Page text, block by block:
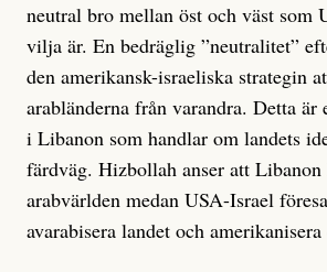
neutral bro mellan öst och väst som
vilja är. En bedräglig ”neutralitet”
den amerikansk-israeliska strategin
arabländerna från varandra. Detta
i Libanon som handlar om landets
färdväg. Hizbollah anser att
arabvärlden medan USA-Israel
avarabisera landet och amerikanisera